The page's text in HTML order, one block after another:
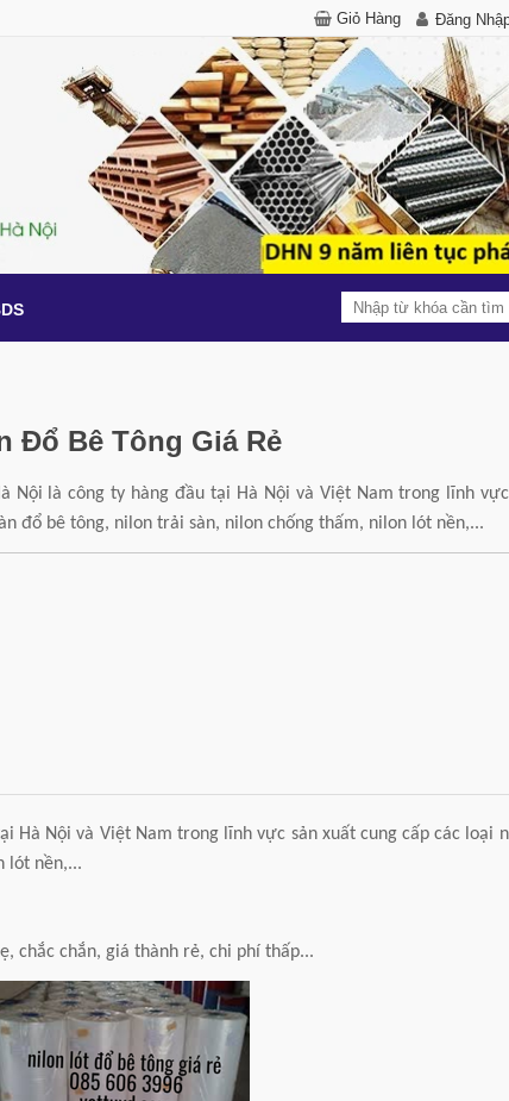
Giỏ Hàng Đăng
Đổ Bê Tông Giá Rẻ
Nội là công ty hàng đầu tại Hà Nội và Việt Nam trong lĩnh
đổ bê tông, nilon trải sàn, nilon chống thấm, nilon lót nền,...
Hà Nội và Việt Nam trong lĩnh vực sản xuất cung cấp các loại
lót nền,...
chắc chắn, giá thành rẻ, chi phí thấp...